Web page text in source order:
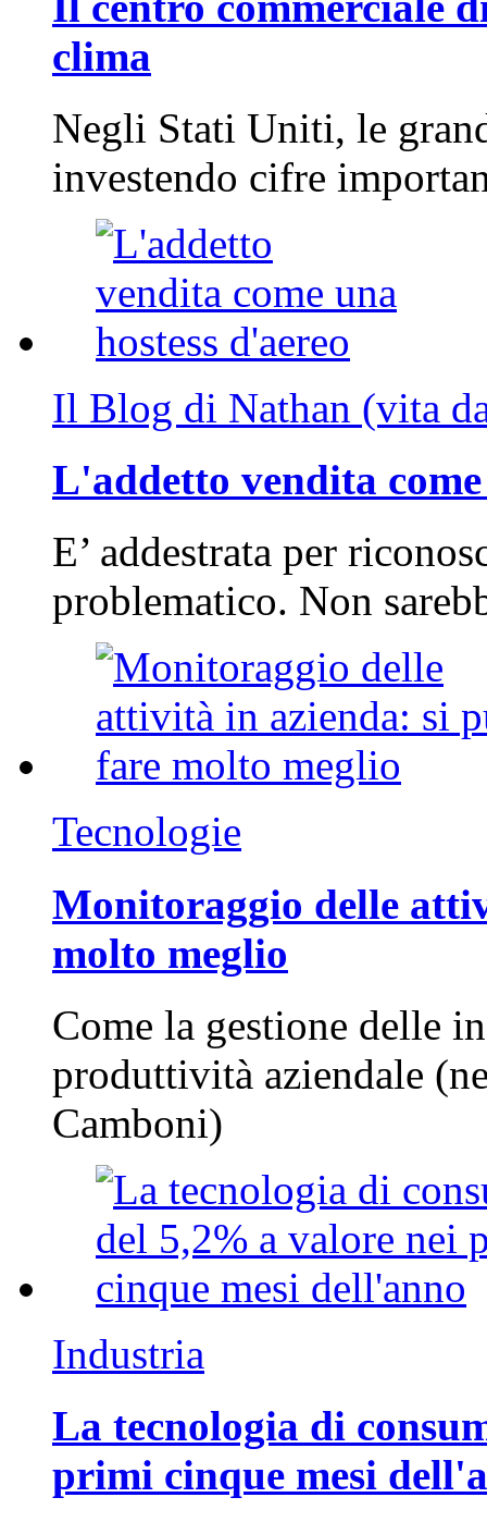
clima
Negli Stati Uniti, le
investendo cifre
Il Blog di Nathan (vita
L'addetto vendita
E’ addestrata per
problematico. Non
Tecnologie
Monitoraggio delle
molto meglio
Come la gestione delle
produttività aziendale
Camboni)
Industria
La tecnologia di
primi cinque mesi